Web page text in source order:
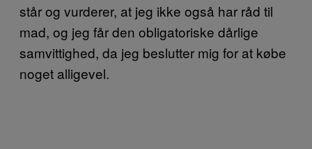
står og vurderer, at jeg ikke også har råd til
mad, og jeg får den obligatoriske dårlige
samvittighed, da jeg beslutter mig for at købe
noget alligevel.